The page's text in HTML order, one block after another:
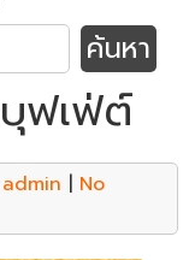
บุฟเฟ่ต์
admin | No